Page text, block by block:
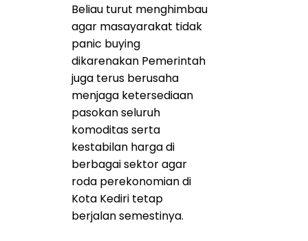
Beliau turut menghimbau
agar masayarakat tidak
panic buying
dikarenakan Pemerintah
juga terus berusaha
menjaga ketersediaan
pasokan seluruh
komoditas serta
kestabilan harga di
berbagai sektor agar
roda perekonomian di
Kota Kediri tetap
berjalan semestinya.